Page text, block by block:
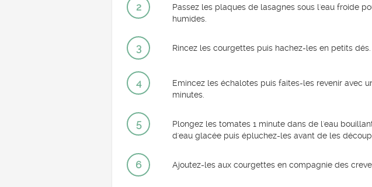
2
Passez les plaques de lasagnes sous l'eau froide
humides.
3 Rincez les courgettes puis hachez-les en petits dés.
4
Emincez les échalotes puis faites-les revenir avec
minutes.
5
Plongez les tomates 1 minute dans de l'eau
d'eau glacée puis épluchez-les avant de les
6 Ajoutez-les aux courgettes en compagnie des